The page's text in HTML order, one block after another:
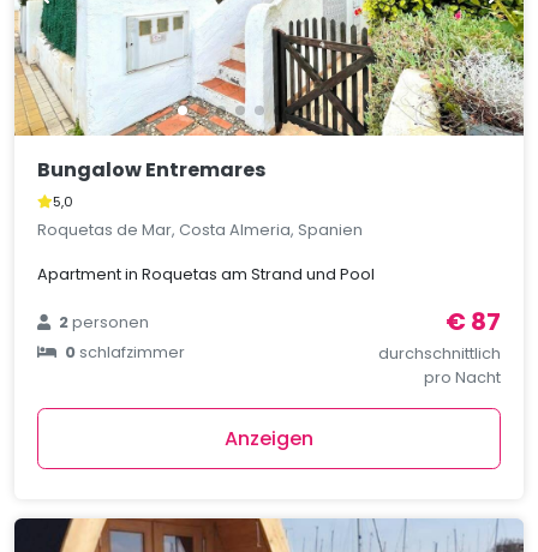
Bungalow Entremares
5,0
Roquetas de Mar, Costa Almeria, Spanien
Apartment in Roquetas am Strand und Pool
2personen
0schlafzimmer
€ 87
durchschnittlich
pro Nacht
Anzeigen